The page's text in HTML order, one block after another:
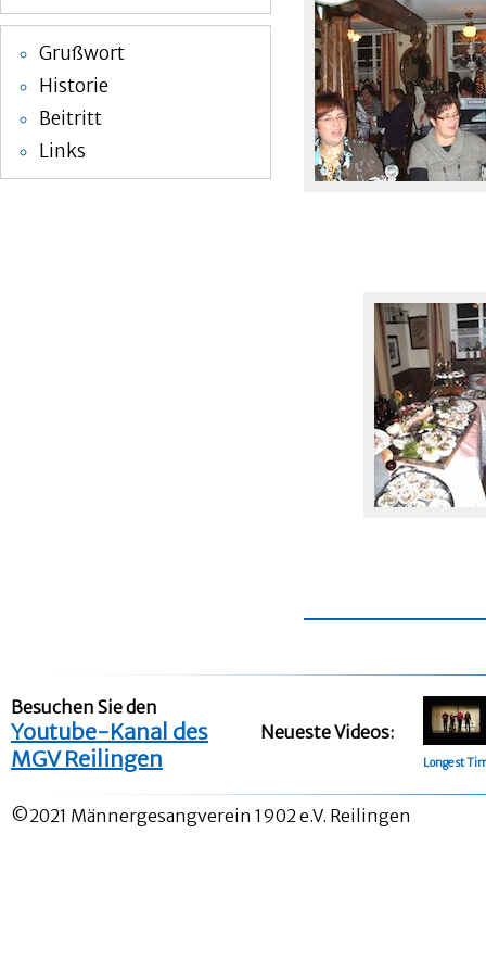
Grußwort
Historie
Beitritt
Links
Besuchen Sie den
Youtube-Kanal des
MGV Reilingen
Neueste Videos:
Longest
©2021 Männergesangverein 1902 e.V. Reilingen